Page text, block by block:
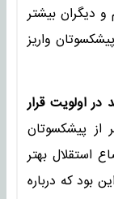
دیگران بیشتر
واریز
در اولویت قرار
از پیشکسوتان
استقلال بهتر
بود که درباره